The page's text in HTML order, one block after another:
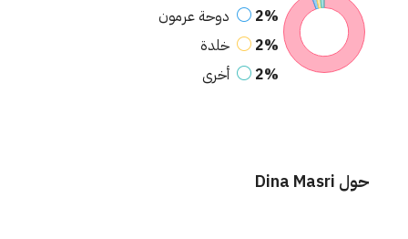
2%
دوحة عرمون
2%
خلدة
2%
أخرى
حول Dina Masri